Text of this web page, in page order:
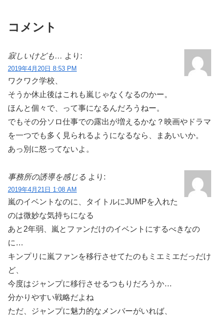
コメント
寂しいけども… より:
2019年4月20日 8:53 PM
ワクワク学校、
そうか休止後はこれも嵐じゃなくなるのかー。
ほんと個々で、って事になるんだろうねー。
でもその分ソロ仕事での露出が増えるかな？映画やドラマ
を一つでも多く見られるようになるなら、まあいいか。
あっ別に怒ってないよ。
事務所の誘導を感じる より:
2019年4月21日 1:08 AM
嵐のイベントなのに、タイトルにJUMPを入れた
のは微妙な気持ちになる
あと2年弱、嵐とファンだけのイベントにするべきなの
に…
キンプリに嵐ファンを移行させてたのもミエミエだっだけ
ど、
今度はジャンプに移行させるつもりだろうか…
分かりやすい戦略だよね
ただ、ジャンプに魅力的なメンバーがいれば、